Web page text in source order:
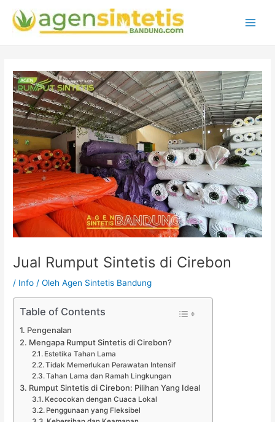
konten
Jual Rumput Sintetis di Cirebon
/ Info / OlehAgen Sintetis Bandung
Table of Contents
Pengenalan
Mengapa Rumput Sintetis di Cirebon?
Estetika Tahan Lama
Tidak Memerlukan Perawatan Intensif
Tahan Lama dan Ramah Lingkungan
Rumput Sintetis di Cirebon: Pilihan Yang Ideal
Kecocokan dengan Cuaca Lokal
Penggunaan yang Fleksibel